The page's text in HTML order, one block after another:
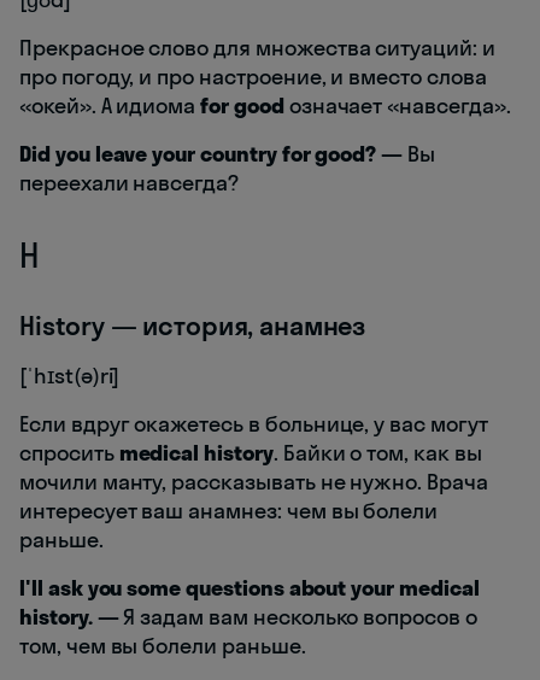
Прекрасное слово для множества ситуаций: и
про погоду, и про настроение, и вместо слова
«окей». А идиомаfor good означает «навсегда».
Did you leave your country for good?— Вы
переехали навсегда?
H
History — история, анамнез
[ˈhɪst(ə)ri]
Если вдруг окажетесь в больнице, у вас могут
спросить medical history. Байки о том, как вы
мочили манту, рассказывать не нужно. Врача
интересует ваш анамнез: чем вы болели
раньше.
I'll ask you some questions about your medical
history.—Я задам вам несколько вопросов о
том, чем вы болели раньше.